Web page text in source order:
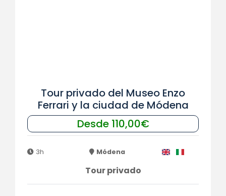
Tour privado del Museo Enzo
Ferrari y la ciudad de Módena
Desde 110,00€
3h Módena
Tour privado